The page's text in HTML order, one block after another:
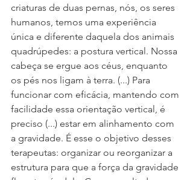
criaturas de duas pernas, nós, os seres
humanos, temos uma experiência
única e diferente daquela dos animais
quadrúpedes: a postura vertical. Nossa
cabeça se ergue aos céus, enquanto
os pés nos ligam à terra. (...) Para
funcionar com eficácia, mantendo com
facilidade essa orientação vertical, é
preciso (...) estar em alinhamento com
a gravidade. É esse o objetivo desses
terapeutas: organizar ou reorganizar a
estrutura para que a força da gravidade